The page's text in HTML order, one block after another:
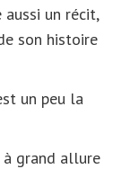
un récit,
son histoire
un peu la
à grand allure